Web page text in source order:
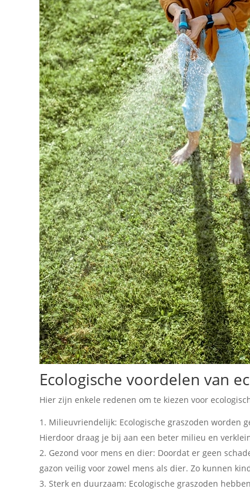
Ecologische voordelen van
Hier zijn enkele redenen om te kiezen voor
Milieuvriendelijk: Ecologische graszoden worden
Hierdoor draag je bij aan een beter milieu en
Gezond voor mens en dier: Doordat er geen
gazon veilig voor zowel mens als dier. Zo kunnen
Sterk en duurzaam: Ecologische graszoden